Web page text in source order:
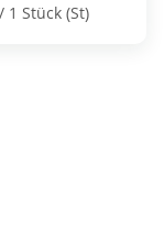
/ 1 Stück (St)